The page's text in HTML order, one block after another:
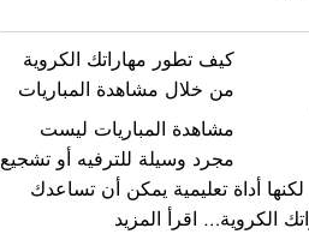
نيلية
–
سحر
البحر
وجمال
الخليج
العفش
تعرف
كيف
كيف تطور مهاراتك الكروية
من خلال مشاهدة المباريات
مشاهدة المباريات ليست
مجرد وسيلة للترفيه أو تشجيع
أداة تعليمية يمكن أن تساعدك
الكروية… اقرأ المزيد